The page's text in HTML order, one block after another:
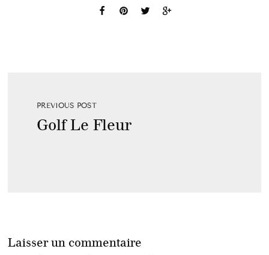
PREVIOUS POST
Golf Le Fleur
Laisser un commentaire